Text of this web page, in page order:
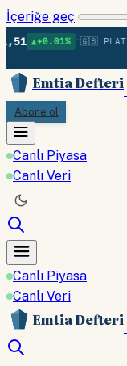
İçeriğe geç
•🇬🇧 PLATIN1.726
Emtia Defteri
Abone ol
Canlı Piyasa
Canlı Veri
Canlı Piyasa
Canlı Veri
Emtia Defteri